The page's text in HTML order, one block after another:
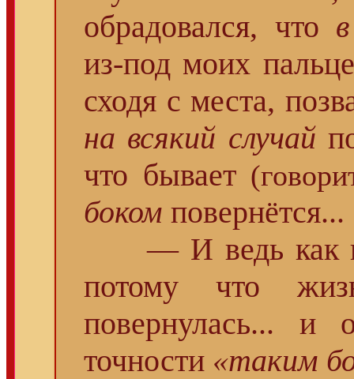
обрадовался, что
из-под моих
сходя с места,
на всякий случай
что бывает
боком повернётся...
— И ведь как в
потому что
повернулась... и
точности «таким